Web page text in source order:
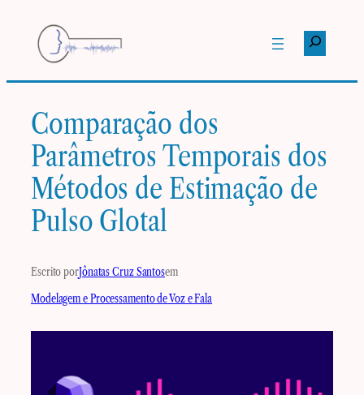
conteúdo
Pesquisar
Comparação dos
Parâmetros Temporais dos
Métodos de Estimação de
Pulso Glotal
Escrito porJônatas Cruz Santosem
Modelagem e Processamento de Voz e Fala